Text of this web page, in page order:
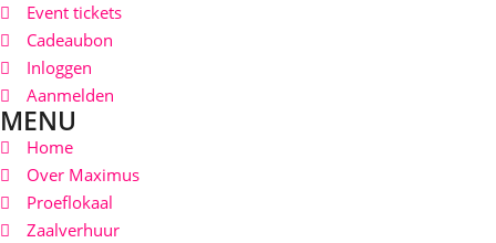
Event tickets
Cadeaubon
Inloggen
Aanmelden
MENU
Home
Over Maximus
Proeflokaal
Zaalverhuur